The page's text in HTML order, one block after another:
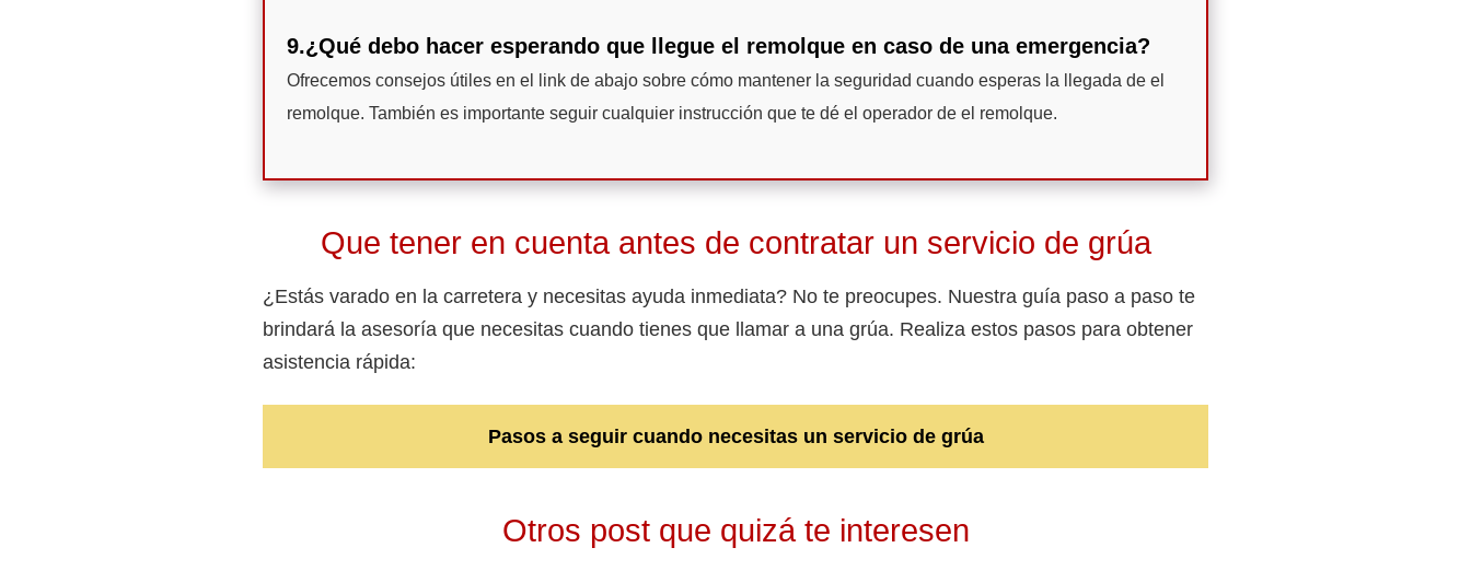
9.¿Qué debo hacer esperando que llegue el remolque en caso de una emergencia?
Ofrecemos consejos útiles en el link de abajo sobre cómo mantener la seguridad cuando esperas la llegada de el
remolque. También es importante seguir cualquier instrucción que te dé el operador de el remolque.
Que tener en cuenta antes de contratar un servicio de grúa
¿Estás varado en la carretera y necesitas ayuda inmediata? No te preocupes. Nuestra guía paso a paso te
brindará la asesoría que necesitas cuando tienes que llamar a una grúa. Realiza estos pasos para obtener
asistencia rápida:
Pasos a seguir cuando necesitas un servicio de grúa
Otros post que quizá te interesen